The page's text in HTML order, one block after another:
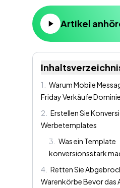
Artikel
1
Warum Mobile
Friday Verkäufe
2
Erstellen Sie
Werbetemplates
3
Was ein Template
konversionsstark
4
Retten Sie
Warenkörbe Bevor das